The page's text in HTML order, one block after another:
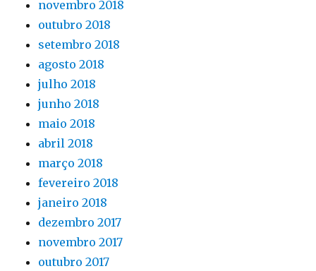
novembro 2018
outubro 2018
setembro 2018
agosto 2018
julho 2018
junho 2018
maio 2018
abril 2018
março 2018
fevereiro 2018
janeiro 2018
dezembro 2017
novembro 2017
outubro 2017